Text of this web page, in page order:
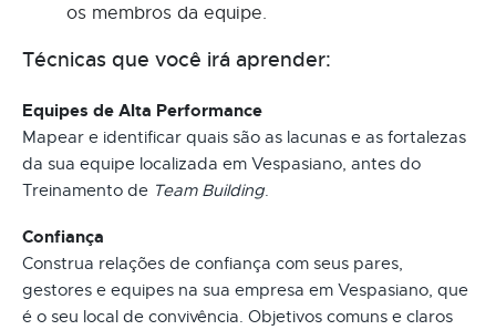
os membros da equipe.
Técnicas que você irá aprender:
Equipes de Alta Performance
Mapear e identificar quais são as lacunas e as fortalezas
da sua equipe localizada em Vespasiano, antes do
Treinamento de Team Building.
Confiança
Construa relações de confiança com seus pares,
gestores e equipes na sua empresa em Vespasiano, que
é o seu local de convivência. Objetivos comuns e claros